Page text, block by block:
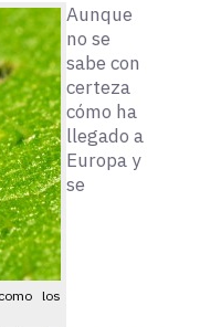
los
Aunque
no se
sabe con
certeza
cómo ha
llegado a
Europa y
se